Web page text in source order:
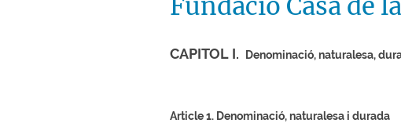
CAPITOL I. Denominació, naturalesa,
Article 1. Denominació, naturalesa i durada